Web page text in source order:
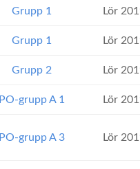
Grupp 1 Lör
Grupp 1 Lör
Grupp 2 Lör
PO-grupp A 1 Lör
PO-grupp A 3 Lör